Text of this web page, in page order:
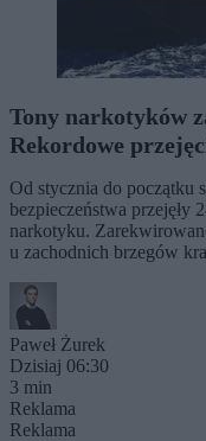
Tony narkotyków
Rekordowe
Od stycznia do początku
bezpieczeństwa przejęły
narkotyku.
u zachodnich brzegów
Paweł Żurek
Dzisiaj 06:30
3 min
Reklama
Reklama